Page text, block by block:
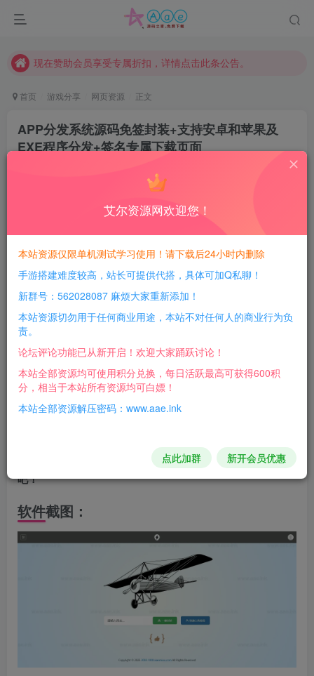
本站一律禁止以任何方式发布或转载任何违法的相关信息，访客发现请向站长举报
请勿相信任何评论区广告！以免上当受骗！
首页 游戏分享 网页资源 正文
APP分发系统源码免签封装+支持安卓和苹果及
EXE程序分发+签名专属下载页面
每日活跃最高可获得600积分！所有资源可以使用
积分免费兑换！
软件介绍：
APP分发系统源码免签封装
本程序支持安卓和苹果及EXE程序分发，上传后自动判
断，通过技术手段已经让IOS和安卓用户稳定安装，
签名专属下载页面，用户可以生成下载码进行安装，使
需要上传签名证书，安卓测试了一下不行！自行研究
吧！
软件截图：
艾尔资源网欢迎您！
本站资源仅限单机测试学习使用！请下载后24小时内删除
手游搭建难度较高，站长可提供代搭，具体可加Q私聊！
新群号：562028087 麻烦大家重新添加！
本站资源切勿用于任何商业用途，本站不对任何人的商业行为负
责。
论坛评论功能已从新开启！欢迎大家踊跃讨论！
本站全部资源均可使用积分兑换，每日活跃最高可获得600积
分，相当于本站所有资源均可白嫖！
本站全部资源解压密码：www.aae.ink
点此加群 新开会员优惠